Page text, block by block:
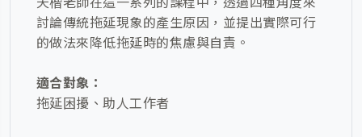
天楷老師在這一系列的課程中，透過四種角度來
討論傳統拖延現象的產生原因，並提出實際可行
的做法來降低拖延時的焦慮與自責。
適合對象：
拖延困擾、助人工作者